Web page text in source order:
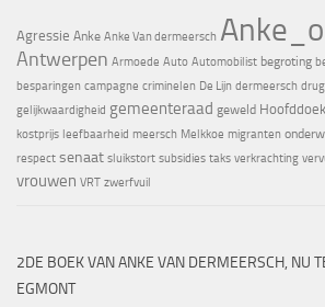
Agressie Anke Anke Van dermeersch
Antwerpen Armoede Auto Automobilist begroting
besparingen campagne criminelen De Lijn dermeersch
gelijkwaardigheid gemeenteraad geweld Hoofddoek
kostprijs leefbaarheid meersch Melkkoe migranten
respect senaat sluikstort subsidies taks verkrachting
vrouwen VRT zwerfvuil
2DE BOEK VAN ANKE VAN DERMEERSCH, NU
EGMONT